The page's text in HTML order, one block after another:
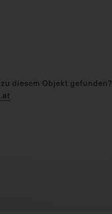
diesem Objekt gefunden?